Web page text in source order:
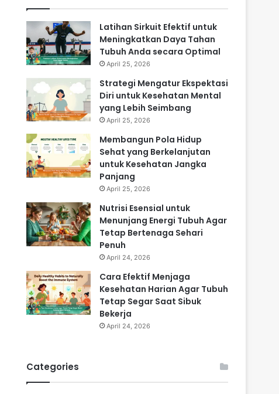
Latihan Sirkuit Efektif untuk
Meningkatkan Daya Tahan
Tubuh Anda secara Optimal
April 25, 2026
Strategi Mengatur Ekspektasi
Diri untuk Kesehatan Mental
yang Lebih Seimbang
April 25, 2026
Membangun Pola Hidup
Sehat yang Berkelanjutan
untuk Kesehatan Jangka
Panjang
April 25, 2026
Nutrisi Esensial untuk
Menunjang Energi Tubuh Agar
Tetap Bertenaga Sehari
Penuh
April 24, 2026
Cara Efektif Menjaga
Kesehatan Harian Agar Tubuh
Tetap Segar Saat Sibuk
Bekerja
April 24, 2026
Categories